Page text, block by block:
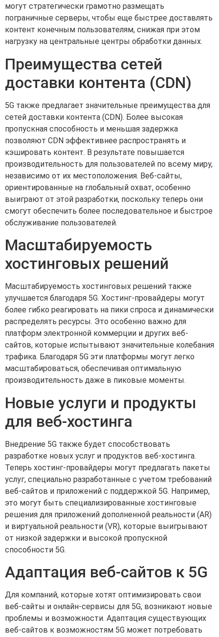
могут стратегически грамотно размещать
пограничные серверы, чтобы еще быстрее доставлять
контент конечным пользователям, снижая при этом
нагрузку на центральные центры обработки данных.
Преимущества сетей
доставки контента (CDN)
5G также предлагает значительные преимущества для
сетей доставки контента (CDN). Более высокая
пропускная способность и меньшая задержка
позволяют CDN эффективнее распространять и
кэшировать контент. В результате повышается
производительность для пользователей по всему миру,
независимо от их местоположения. Веб-сайты,
ориентированные на глобальный охват, особенно
выиграют от этой разработки, поскольку теперь они
смогут обеспечить более последовательное и быстрое
обслуживание пользователей.
Масштабируемость
хостинговых решений
Масштабируемость хостинговых решений также
улучшается благодаря 5G. Хостинг-провайдеры могут
более гибко реагировать на пики спроса и динамически
распределять ресурсы. Это особенно важно для
платформ электронной коммерции и других веб-
сайтов, которые испытывают значительные колебания
трафика. Благодаря 5G эти платформы могут легко
масштабироваться, обеспечивая оптимальную
производительность даже в пиковые моменты.
Новые услуги и продукты
для веб-хостинга
Внедрение 5G также будет способствовать
разработке новых услуг и продуктов веб-хостинга.
Теперь хостинг-провайдеры могут предлагать пакеты
услуг, специально разработанные с учетом требований
веб-сайтов и приложений с поддержкой 5G. Например,
это могут быть специализированные хостинговые
решения для приложений дополненной реальности (AR)
и виртуальной реальности (VR), которые выигрывают
от низкой задержки и высокой пропускной
способности 5G.
Адаптация веб-сайтов к 5G
Для компаний, которые хотят оптимизировать свои
веб-сайты и онлайн-сервисы для 5G, возникают новые
проблемы и возможности. Адаптация существующих
веб-сайтов к возможностям 5G может потребовать